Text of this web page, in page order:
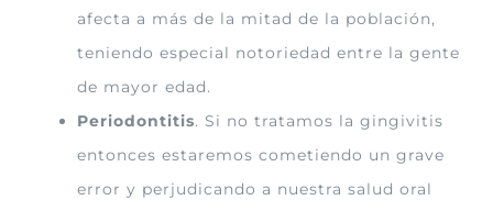
afecta a más de la mitad de la población,
teniendo especial notoriedad entre la gente
de mayor edad.
Periodontitis. Si no tratamos la gingivitis
entonces estaremos cometiendo un grave
error y perjudicando a nuestra salud oral